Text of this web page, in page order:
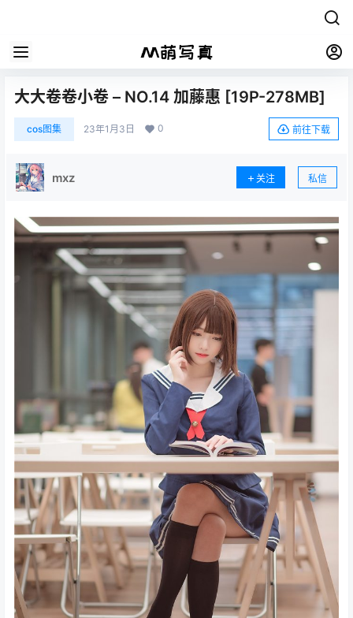
大大卷卷小卷 – NO.14 加藤惠 [19P-278MB]
cos图集 23年1月3日 0 前往下载
mxz 关注 私信